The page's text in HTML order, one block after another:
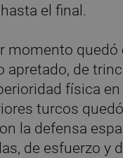
el final.
momento quedó
apretado, de
física
turcos quedó
la defensa
de esfuerzo y